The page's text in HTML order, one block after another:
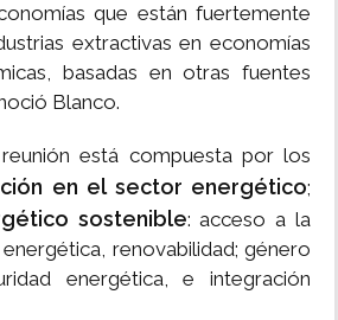
que están fuertemente
extractivas en economías
basadas en otras fuentes
Blanco.
está compuesta por los
en el sector energético;
sostenible: acceso a la
renovabilidad; género
energética, e integración